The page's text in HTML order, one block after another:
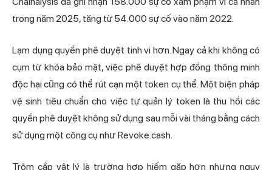
trong năm 2025, tăng từ 54.000 sự cố vào năm 2022.
Lạm dụng quyền phê duyệt tinh vi hơn. Ngay cả khi không có
cụm từ khóa bảo mật, việc phê duyệt hợp đồng thông minh
độc hại cũng có thể rút cạn một token cụ thể. Một biện pháp
vệ sinh tiêu chuẩn cho việc tự quản lý token là thu hồi các
quyền phê duyệt không sử dụng sau mỗi vài tháng bằng cách
sử dụng một công cụ như Revoke.cash.
Trộm cắp vật lý là trường hợp hiếm gặp hơn nhưng nguy